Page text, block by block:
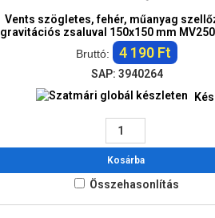
Vents szögletes, fehér, műanyag
gravitációs zsaluval 150x150 mm
Bruttó:
4 190 Ft
SAP: 3940264
Kosárba
Összehasonlítás